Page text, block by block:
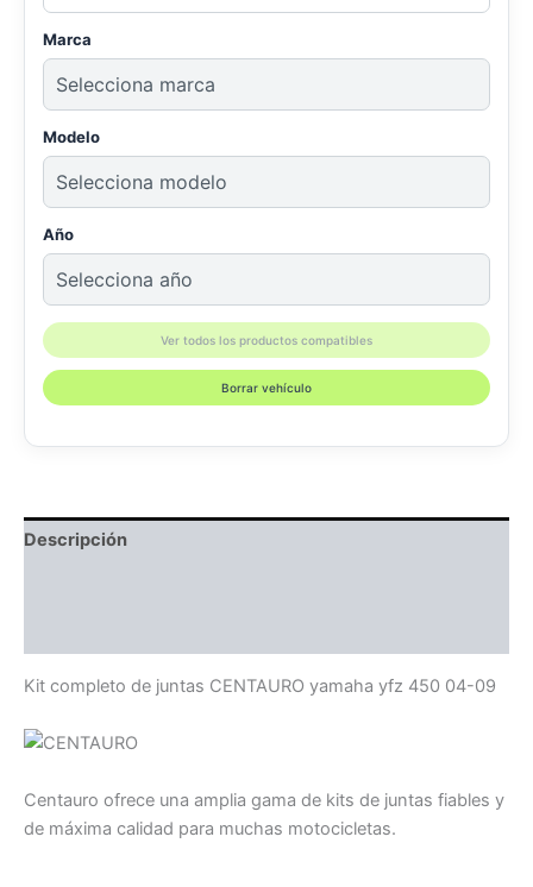
Marca
Modelo
Año
Ver todos los productos compatibles
Borrar vehículo
Descripción
Kit completo de juntas CENTAURO yamaha yfz 450 04-09
Centauro ofrece una amplia gama de kits de juntas fiables y
de máxima calidad para muchas motocicletas.